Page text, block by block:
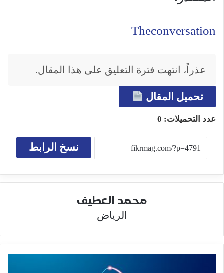
Theconversation
عذراً، انتهت فترة التعليق على هذا المقال.
تحميل المقال
عدد التحميلات: 0
نسخ الرابط
محمد العطيف
الرياض